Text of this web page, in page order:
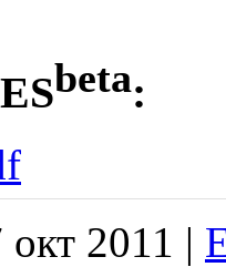
beta:
2011 |